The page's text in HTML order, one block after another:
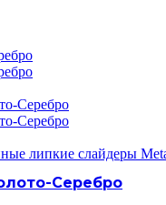
липкие слайдеры
Серебро